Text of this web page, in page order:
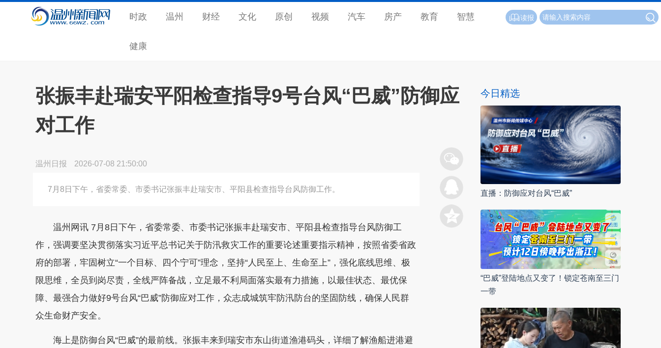
时政 温州 财经 文化 原创 视频 汽车 房产 教育 智慧
健康
读报
张振丰赴瑞安平阳检查指导9号台风“巴威”防御应
对工作
温州日报 2026-07-08 21:50:00
7月8日下午，省委常委、市委书记张振丰赴瑞安市、平阳县检查指导台风防御工作。
温州网讯 7月8日下午，省委常委、市委书记张振丰赴瑞安市、平阳县检查指导台风防御工
作，强调要坚决贯彻落实习近平总书记关于防汛救灾工作的重要论述重要指示精神，按照省委省政
府的部署，牢固树立“一个目标、四个宁可”理念，坚持“人民至上、生命至上”，强化底线思维、极
限思维，全员到岗尽责，全线严阵备战，立足最不利局面落实最有力措施，以最佳状态、最优保
障、最强合力做好9号台风“巴威”防御应对工作，众志成城筑牢防汛防台的坚固防线，确保人民群
众生命财产安全。
海上是防御台风“巴威”的最前线。张振丰来到瑞安市东山街道渔港码头，详细了解渔船进港避
今日精选
直播：防御应对台风“巴威”
“巴威”登陆地点又变了！锁定苍南至三门
一带